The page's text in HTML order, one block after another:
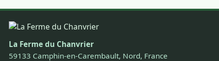
La Ferme du Chanvrier
59133 Camphin-en-Carembault, Nord, France